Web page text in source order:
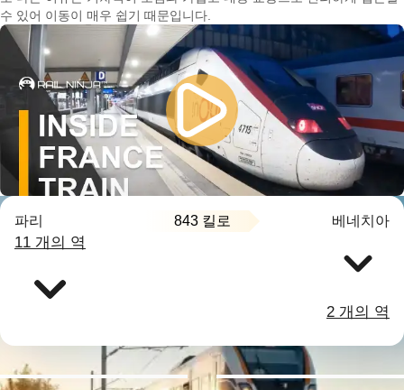
수 있어 이동이 매우 쉽기 때문입니다.
파리 843 킬로 베네치아
11 개의 역
2 개의 역